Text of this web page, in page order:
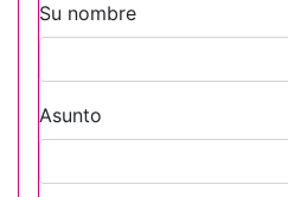
Su nombre
Asunto